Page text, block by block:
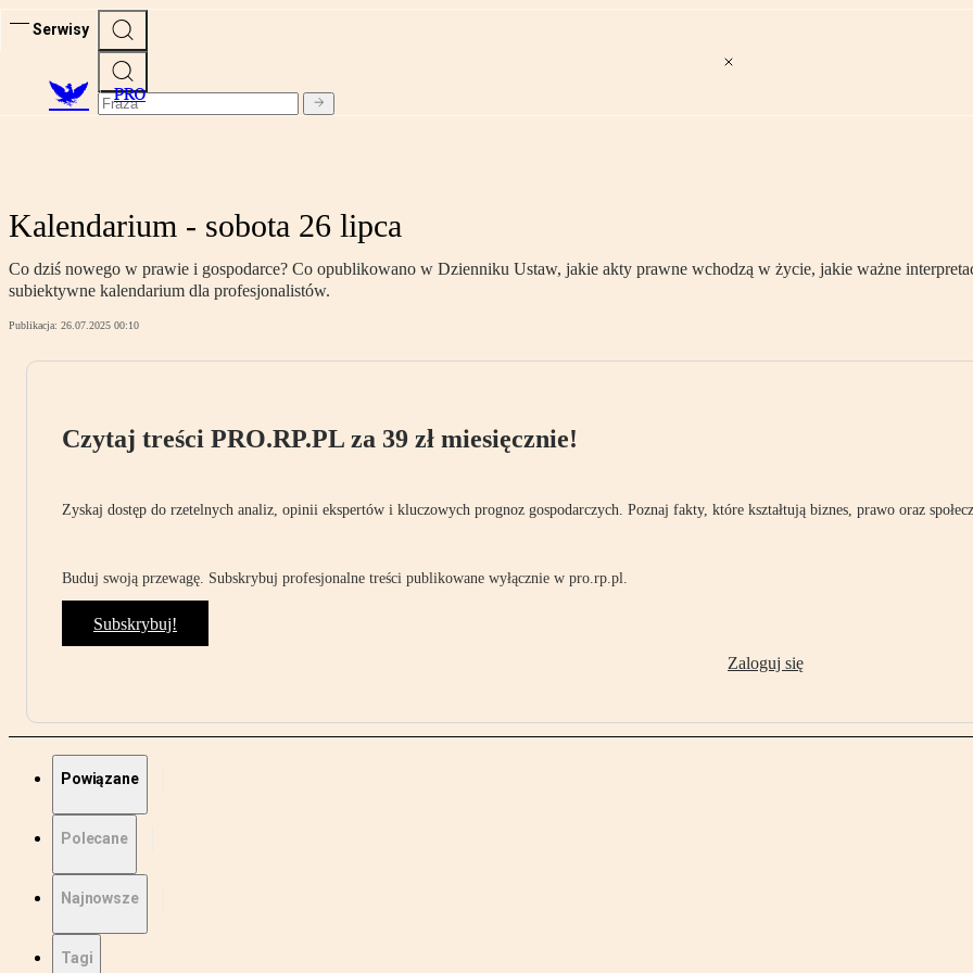
Serwisy
PRO
Kalendarium - sobota 26 lipca
Co dziś nowego w prawie i gospodarce? Co opublikowano w Dzienniku Ustaw, jakie akty prawne wchodzą w życie, jakie ważne
subiektywne kalendarium dla profesjonalistów.
Publikacja: 26.07.2025 00:10
Czytaj treści PRO.RP.PL za 39 zł miesięcznie!
Zyskaj dostęp do rzetelnych analiz, opinii ekspertów i kluczowych prognoz gospodarczych. Poznaj fakty, które kształtują biznes, prawo oraz
Buduj swoją przewagę. Subskrybuj profesjonalne treści publikowane wyłącznie w pro.rp.pl.
Subskrybuj!
Zaloguj się
Powiązane
Polecane
Najnowsze
Tagi